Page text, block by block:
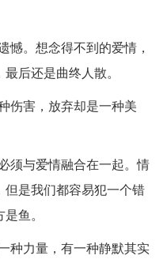
憾。想念得不到的爱情，
后还是曲终人散。
伤害，放弃却是一种美
须与爱情融合在一起。情
是我们都容易犯一个错
鱼。
种力量，有一种静默其实